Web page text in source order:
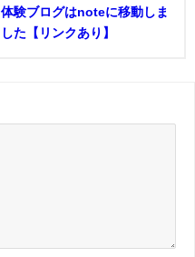
体験ブログはnoteに移動しま
した【リンクあり】